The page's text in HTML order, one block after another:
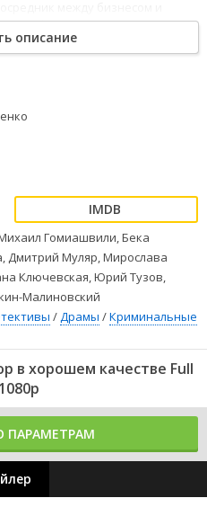
работу по устранению
Кузнецкого. Причиной
как опухоль разрастается
выгоды для властей и
вне закона выгоды -
ни смерти людей, ни
описание
Гомиашвили, Бека
Дмитрий Муляр, Мирослава
Ключевская, Юрий Тузов,
Малиновский
/Драмы /Криминальные
в хорошем качестве Full
ПАРАМЕТРАМ